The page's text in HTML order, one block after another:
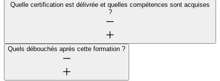
Quelle certification est délivrée et quelles compétences sont acquises
?
Quels débouchés après cette formation ?